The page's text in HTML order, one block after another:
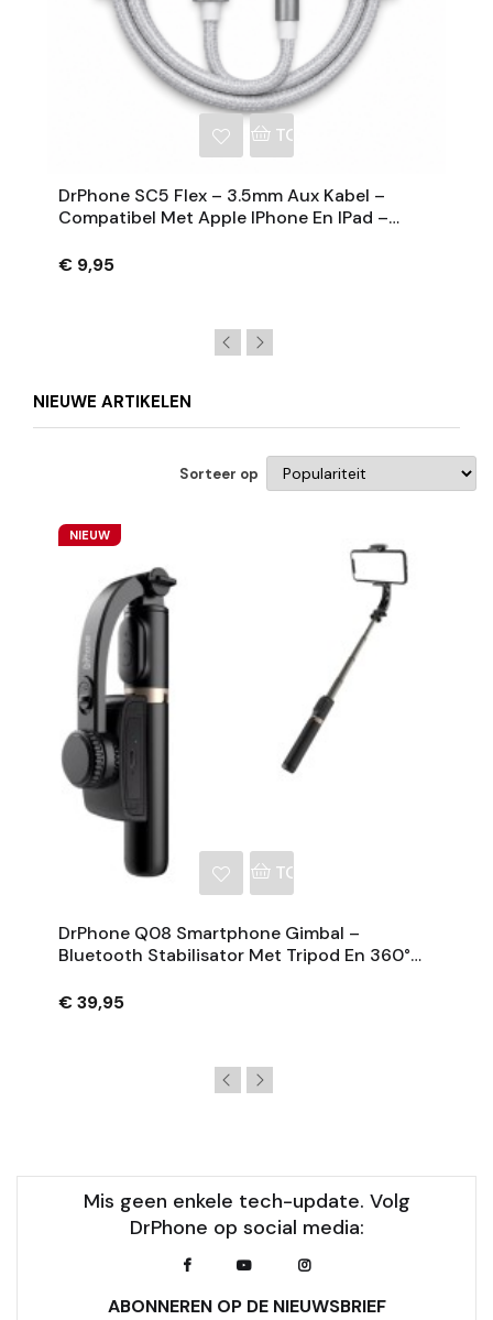
TOEVOEGEN AAN
DrPhone SC5 Flex – 3.5mm Aux Kabel –
Compatibel Met Apple IPhone En IPad –
€ 9,95
NIEUWE ARTIKELEN
Sorteer op
NIEUW
TOEVOEGEN AAN
DrPhone Q08 Smartphone Gimbal –
Bluetooth Stabilisator Met Tripod En 360°
€ 39,95
Mis geen enkele tech-update. Volg
DrPhone op social media:
ABONNEREN OP DE NIEUWSBRIEF